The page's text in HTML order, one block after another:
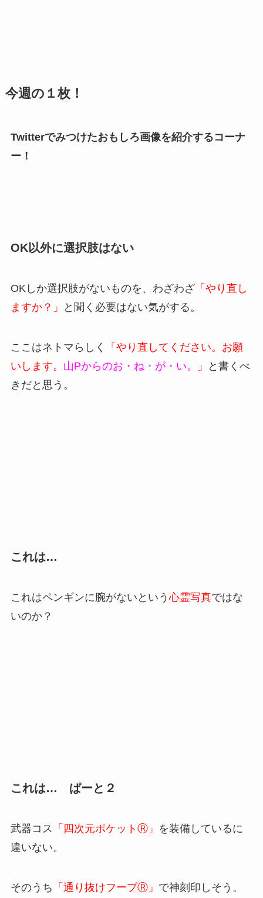
今週の１枚！
Twitterでみつけたおもしろ画像を紹介するコーナ
ー！
OK以外に選択肢はない
OKしか選択肢がないものを、わざわざ「やり直し
ますか？」
と聞く必要はない気がする。
ここはネトマらしく
「やり直してください。お願
いします。 山Pからのお・ね・が・い。 」
と書くべ
きだと思う。
これは…
これはペンギンに腕がないという心霊写真ではな
いのか？
これは… ぱーと２
武器コス 「四次元ポケットⓇ」 を装備しているに
違いない。
そのうち 「通り抜けフープⓇ」 で神刻印しそう。